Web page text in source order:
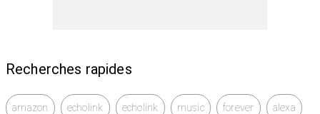
Recherches rapides
amazon echolink echolink music forever alexa